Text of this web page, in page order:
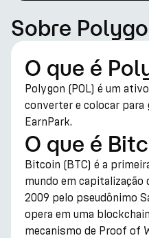
Sobre
O que é
Polygon (POL) é um
converter e colocar para
EarnPark.
O que é
Bitcoin (BTC) é a
mundo em capitalização
2009 pelo pseudônimo
opera em uma
mecanismo de Proof of